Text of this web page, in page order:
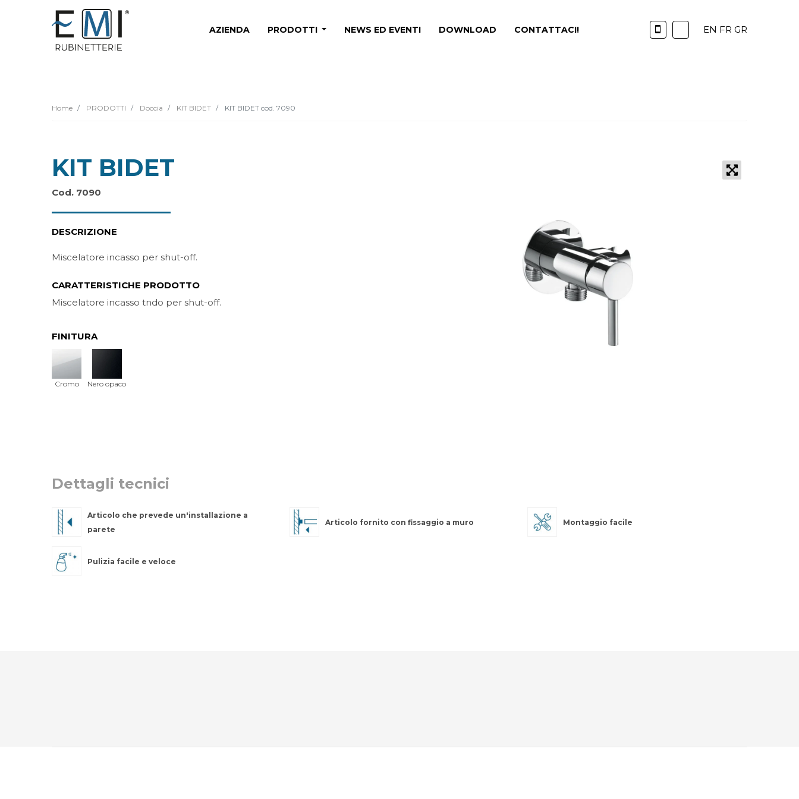
AZIENDA PRODOTTI NEWS ED EVENTI DOWNLOAD CONTATTACI! EN FR GR
Home PRODOTTI Doccia KIT BIDET KIT BIDET cod. 7090
KIT BIDET
Cod. 7090
DESCRIZIONE
Miscelatore incasso per shut-off.
CARATTERISTICHE PRODOTTO
Miscelatore incasso tndo per shut-off.
FINITURA
Cromo Nero opaco
Dettagli tecnici
Articolo che prevede un'installazione a
parete
Articolo fornito con fissaggio a muro Montaggio facile
Pulizia facile e veloce